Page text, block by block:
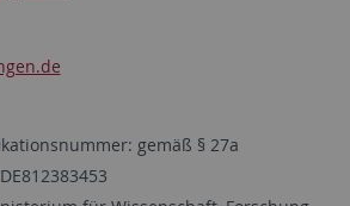
gemäß § 27a